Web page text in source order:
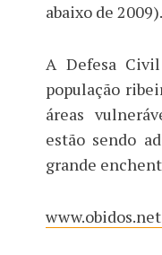
abaixo de 2009).
A Defesa
população
áreas
estão sendo
grande